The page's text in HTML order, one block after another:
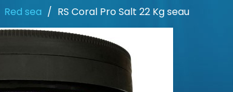
Red sea RS Coral Pro Salt 22 Kg seau